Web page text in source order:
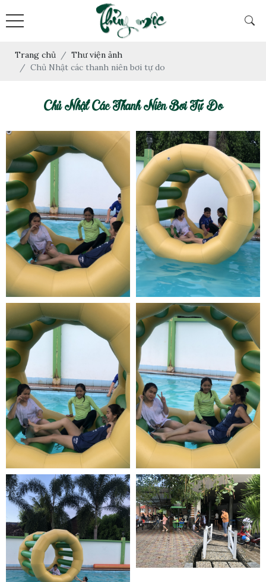
Trang chủ
Thư viện ảnh
Chủ Nhật các thanh niên bơi tự do
Chủ Nhật Các Thanh Niên Bơi Tự Do